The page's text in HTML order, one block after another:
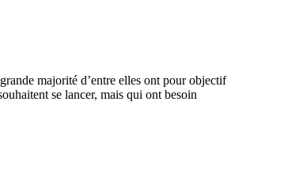
majorité d’entre elles ont pour objectif
se lancer, mais qui ont besoin